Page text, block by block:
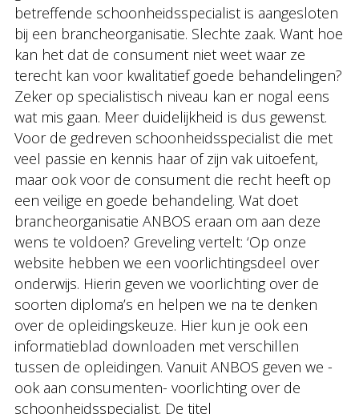
betreffende schoonheidsspecialist is aangesloten
bij een brancheorganisatie. Slechte zaak. Want hoe
kan het dat de consument niet weet waar ze
terecht kan voor kwalitatief goede behandelingen?
Zeker op specialistisch niveau kan er nogal eens
wat mis gaan. Meer duidelijkheid is dus gewenst.
Voor de gedreven schoonheidsspecialist die met
veel passie en kennis haar of zijn vak uitoefent,
maar ook voor de consument die recht heeft op
een veilige en goede behandeling. Wat doet
brancheorganisatie ANBOS eraan om aan deze
wens te voldoen? Greveling vertelt: ‘Op onze
website hebben we een voorlichtingsdeel over
onderwijs. Hierin geven we voorlichting over de
soorten diploma’s en helpen we na te denken
over de opleidingskeuze. Hier kun je ook een
informatieblad downloaden met verschillen
tussen de opleidingen. Vanuit ANBOS geven we -
ook aan consumenten- voorlichting over de
schoonheidsspecialist. De titel